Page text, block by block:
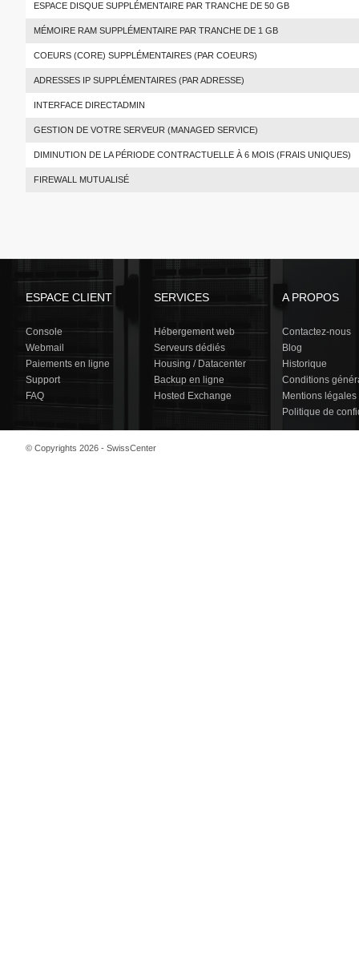
ESPACE DISQUE SUPPLÉMENTAIRE PAR TRANCHE DE 50 GB
MÉMOIRE RAM SUPPLÉMENTAIRE PAR TRANCHE DE 1 GB
COEURS (CORE) SUPPLÉMENTAIRES (PAR COEURS)
ADRESSES IP SUPPLÉMENTAIRES (PAR ADRESSE)
INTERFACE DIRECTADMIN
GESTION DE VOTRE SERVEUR (MANAGED SERVICE)
DIMINUTION DE LA PÉRIODE CONTRACTUELLE À 6 MOIS (FRAIS UNIQUES)
FIREWALL MUTUALISÉ
ESPACE CLIENT
Console
Webmail
Paiements en ligne
Support
FAQ
SERVICES
Hébergement web
Serveurs dédiés
Housing / Datacenter
Backup en ligne
Hosted Exchange
A PROPOS
Contactez-nous
Blog
Historique
Conditions
Mentions légales
Politique de
© Copyrights 2026 - SwissCenter